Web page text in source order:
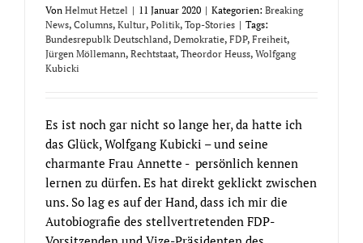
Von Helmut Hetzel | 11 Januar 2020 | Kategorien: Breaking
News, Columns, Kultur, Politik, Top-Stories | Tags:
Bundesrepublk Deutschland, Demokratie, FDP, Freiheit,
Jürgen Möllemann, Rechtstaat, Theordor Heuss, Wolfgang
Kubicki
Es ist noch gar nicht so lange her, da hatte ich
das Glück, Wolfgang Kubicki – und seine
charmante Frau Annette - persönlich kennen
lernen zu dürfen. Es hat direkt geklickt zwischen
uns. So lag es auf der Hand, dass ich mir die
Autobiografie des stellvertretenden FDP-